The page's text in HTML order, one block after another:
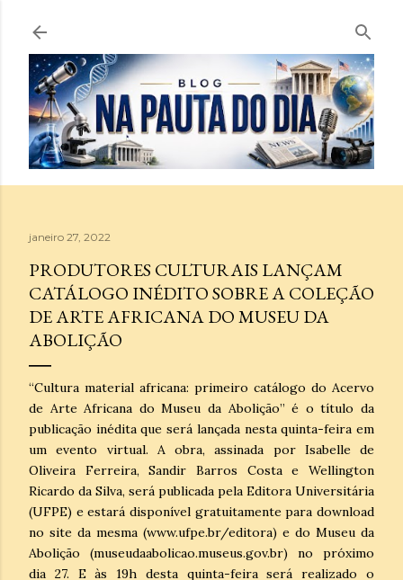
Pular para o conteúdo principal
janeiro 27, 2022
PRODUTORES CULTURAIS LANÇAM
CATÁLOGO INÉDITO SOBRE A COLEÇÃO
DE ARTE AFRICANA DO MUSEU DA
ABOLIÇÃO
“Cultura material africana: primeiro catálogo do Acervo
de Arte Africana do Museu da Abolição” é o título da
publicação inédita que será lançada nesta quinta-feira em
um evento virtual. A obra, assinada por Isabelle de
Oliveira Ferreira, Sandir Barros Costa e Wellington
Ricardo da Silva, será publicada pela Editora Universitária
(UFPE) e estará disponível gratuitamente para download
no site da mesma (www.ufpe.br/editora) e do Museu da
Abolição (museudaabolicao.museus.gov.br) no próximo
dia 27. E às 19h desta quinta-feira será realizado o